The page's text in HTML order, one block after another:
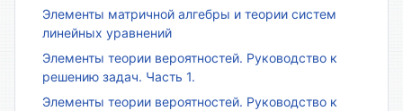
Элементы матричной алгебры и теории систем
линейных уравнений
Элементы теории вероятностей. Руководство к
решению задач. Часть 1.
Элементы теории вероятностей. Руководство к